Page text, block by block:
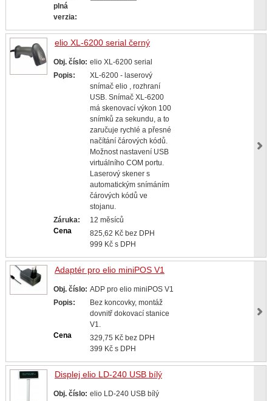
plná
verzia:
elio XL-6200 serial černý
Obj. číslo: elio XL-6200 serial
Popis:
XL-6200 - laserový
snímač elio , rozhraní
USB. Snímač XL-6200
má skenovací výkon 100
snímků za sekundu, a to
zaručuje rychlé a přesné
načítání čárových kódů.
Možnost nastavení USB
virtuálního COM portu.
Laserový skener s
automatickým snímáním
čárových kódů ve
stojanu.
Záruka:
12 měsíců
Cena
825,62 Kč bez DPH
999 Kč s DPH
Adaptér pro elio miniPOS V1
Obj. číslo: ADP pro elio miniPOS V1
Popis:
Bez koncovky, montáž
dovnitř dokovací stanice
V1.
Cena
329,75 Kč bez DPH
399 Kč s DPH
Displej elio LD-240 USB bílý
Obj. číslo: elio LD-240 USB bílý